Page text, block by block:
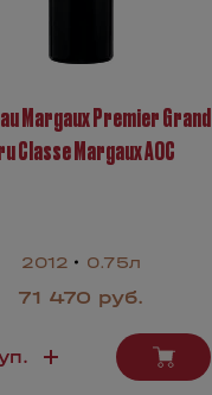
Margaux Premier Grand
Classe Margaux AOC
2012 0.75л
71 470 руб.